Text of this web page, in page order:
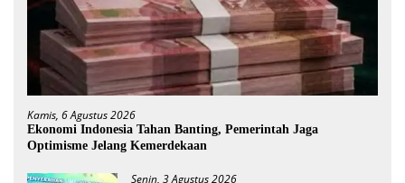
Kamis, 6 Agustus 2026
Ekonomi Indonesia Tahan Banting, Pemerintah Jaga
Optimisme Jelang Kemerdekaan
Senin, 3 Agustus 2026